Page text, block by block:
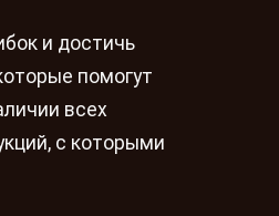
и достичь
помогут
всех
с которыми